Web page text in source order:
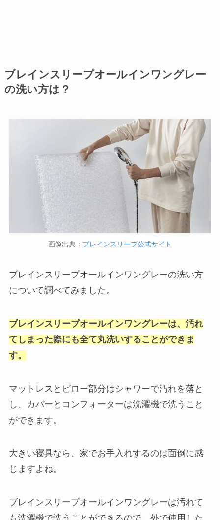
ブレインスリープオールインワングレー
の洗い方は？
画像出典： ブレインスリープ公式サイト
ブレインスリープオールインワングレーの洗い方
について調べてみました。
ブレインスリープオールインワングレーは、汚れ
てしまった際にも全て丸洗いすることができま
す。
マットレスとピロー部分はシャワーで汚れを落と
し、カバーとコンフォーターは洗濯機で洗うこと
ができます。
大きい寝具なら、家でお手入れするのは面倒に感
じますよね。
ブレインスリープオールインワングレーは汚れて